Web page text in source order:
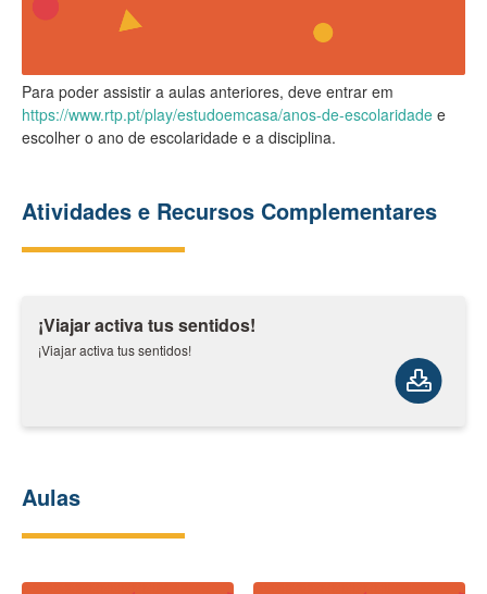
Para poder assistir a aulas anteriores, deve entrar em
https://www.rtp.pt/play/estudoemcasa/anos-de-escolaridade e
escolher o ano de escolaridade e a disciplina.
Atividades e Recursos Complementares
¡Viajar activa tus sentidos!
¡Viajar activa tus sentidos!
Aulas